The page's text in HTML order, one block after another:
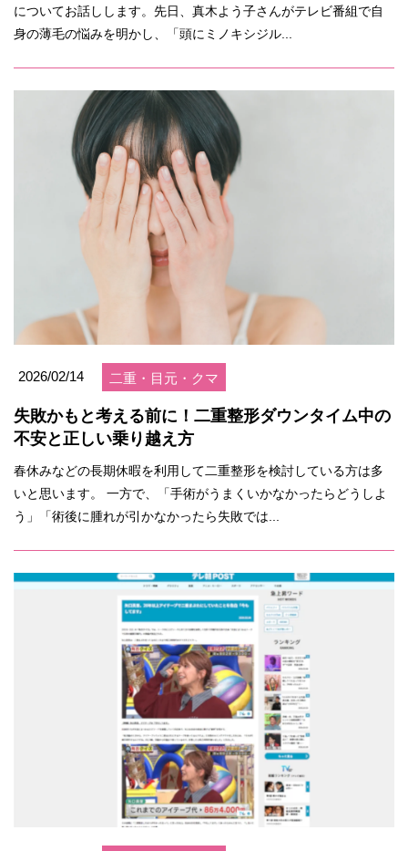
についてお話しします。先日、真木よう子さんがテレビ番組で自
身の薄毛の悩みを明かし、「頭にミノキシジル...
2026/02/14 二重・目元・クマ
失敗かもと考える前に！二重整形ダウンタイム中の
不安と正しい乗り越え方
春休みなどの長期休暇を利用して二重整形を検討している方は多
いと思います。 一方で、「手術がうまくいかなかったらどうしよ
う」「術後に腫れが引かなかったら失敗では...